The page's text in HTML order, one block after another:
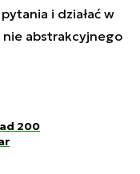
i działać w
abstrakcyjnego
200